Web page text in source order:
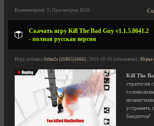
Комментариев: 3 | Просмотров: 8535
Скачать игру Kill The Bad Guy v1.1.5.8641.2
- полная русская версия
Игру добавил John2s [11865|1666] | 2015-10-18 (обновлено) | Игры
Kill The
стратегия
устранять
бандитов!